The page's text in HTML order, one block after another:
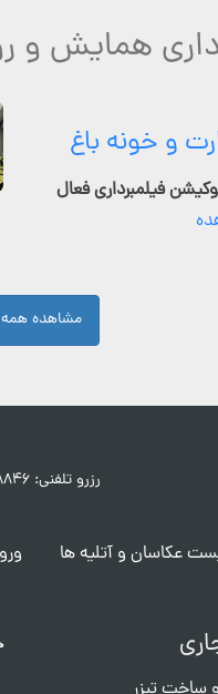
همایش و
و خونه باغ
مشاهده همه
رزرو تلفنی: ۰۹۹۲۷۰۱۸۸۴۶
عکاسان و آتلیه ها